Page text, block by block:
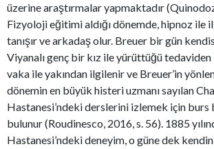
üzerine araştırmalar yapmaktadır
Fizyoloji eğitimi aldığı dönemde, hipnoz ile
tanışır ve arkadaş olur. Breuer bir gün
Viyanalı genç bir kız ile yürüttüğü
vaka ile yakından ilgilenir ve Breuer’in
dönemin en büyük histeri uzmanı sayılan
Hastanesi’ndeki derslerini izlemek için burs
bulunur (Roudinesco, 2016, s. 56). 1885
Hastanesi’ndeki deneyim, o güne dek